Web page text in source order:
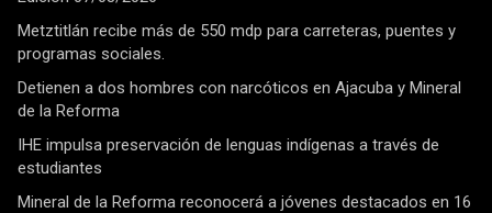
Metztitlán recibe más de 550 mdp para carreteras, puentes y
programas sociales.
Detienen a dos hombres con narcóticos en Ajacuba y Mineral
de la Reforma
IHE impulsa preservación de lenguas indígenas a través de
estudiantes
Mineral de la Reforma reconocerá a jóvenes destacados en 16